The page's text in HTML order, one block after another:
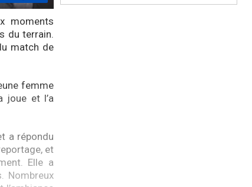
moments
du terrain.
match de
femme
joue et l’a
a répondu
et
Elle a
Nombreux